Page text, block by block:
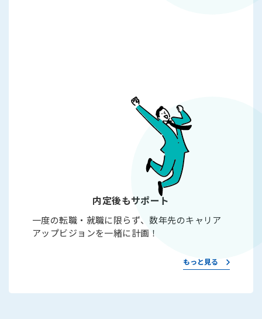
内定後もサポート
一度の転職・就職に限らず、数年先のキャリア
アップビジョンを一緒に計画！
もっと見る